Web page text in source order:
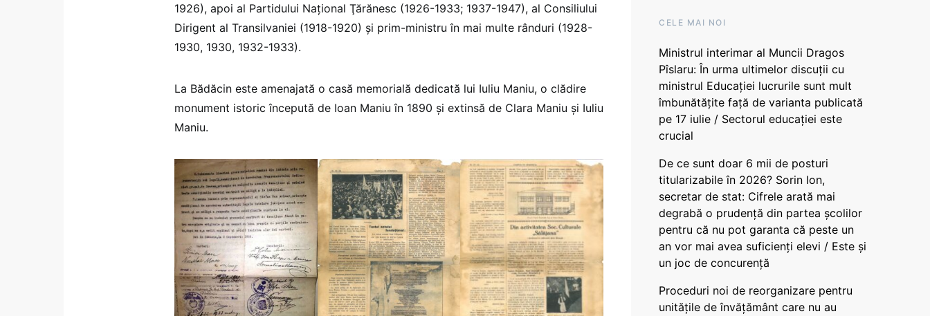
1926), apoi al Partidului Naţional Ţărănesc (1926-1933; 1937-1947), al Consiliului
Dirigent al Transilvaniei (1918-1920) şi prim-ministru în mai multe rânduri (1928-
1930, 1930, 1932-1933).
La Bădăcin este amenajată o casă memorială dedicată lui Iuliu Maniu, o clădire
monument istoric începută de Ioan Maniu în 1890 şi extinsă de Clara Maniu şi Iuliu
Maniu.
CELE MAI NOI
Ministrul interimar al Muncii Dragos
Pîslaru: În urma ultimelor discuții cu
ministrul Educației lucrurile sunt mult
îmbunătățite față de varianta publicată
pe 17 iulie / Sectorul educației este
crucial
De ce sunt doar 6 mii de posturi
titularizabile în 2026? Sorin Ion,
secretar de stat: Cifrele arată mai
degrabă o prudență din partea școlilor
pentru că nu pot garanta că peste un
an vor mai avea suficienți elevi / Este și
un joc de concurență
Proceduri noi de reorganizare pentru
unitățile de învățământ care nu au